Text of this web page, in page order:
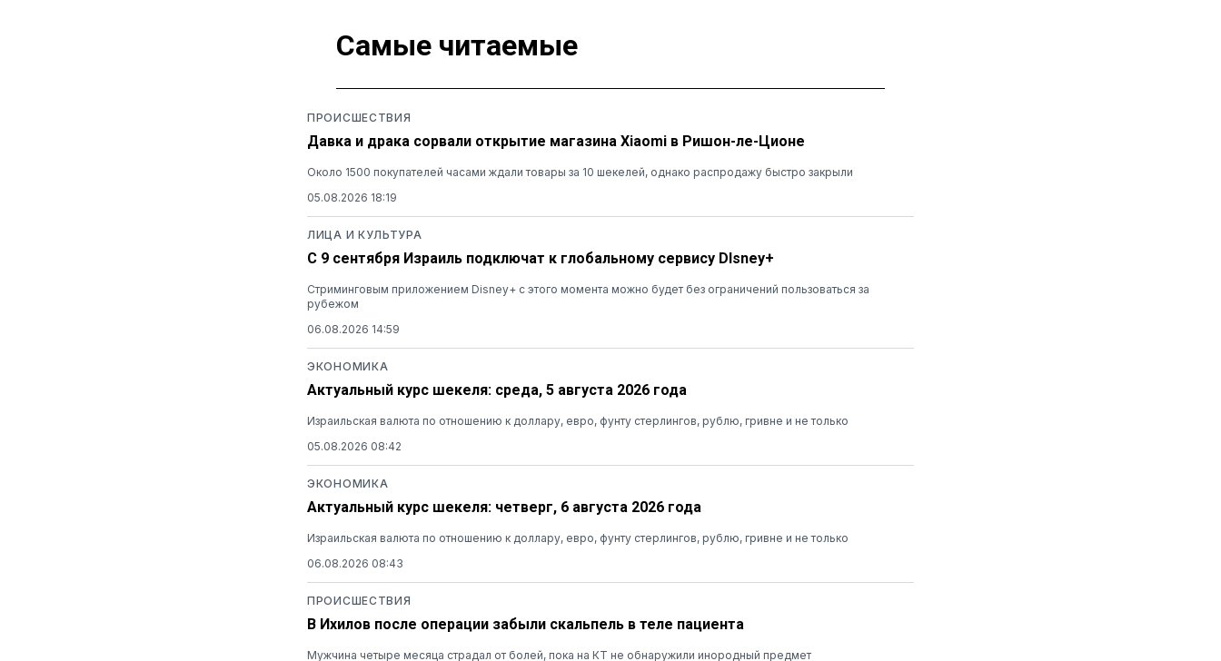
Самые читаемые
ПРОИСШЕСТВИЯ
Давка и драка сорвали открытие магазина Xiaomi в Ришон-ле-Ционе
Около 1500 покупателей часами ждали товары за 10 шекелей, однако распродажу быстро закрыли
05.08.2026 18:19
ЛИЦА И КУЛЬТУРА
С 9 сентября Израиль подключат к глобальному сервису DIsney+
Стриминговым приложением Disney+ с этого момента можно будет без ограничений пользоваться за
рубежом
06.08.2026 14:59
ЭКОНОМИКА
Актуальный курс шекеля: среда, 5 августа 2026 года
Израильская валюта по отношению к доллару, евро, фунту стерлингов, рублю, гривне и не только
05.08.2026 08:42
ЭКОНОМИКА
Актуальный курс шекеля: четверг, 6 августа 2026 года
Израильская валюта по отношению к доллару, евро, фунту стерлингов, рублю, гривне и не только
06.08.2026 08:43
ПРОИСШЕСТВИЯ
В Ихилов после операции забыли скальпель в теле пациента
Мужчина четыре месяца страдал от болей, пока на КТ не обнаружили инородный предмет